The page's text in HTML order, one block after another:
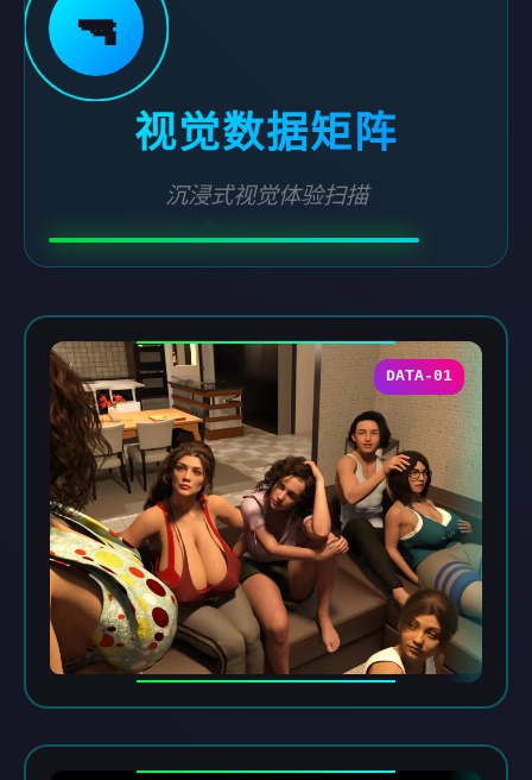
🔫
视觉数据矩阵
沉浸式视觉体验扫描
DATA-01